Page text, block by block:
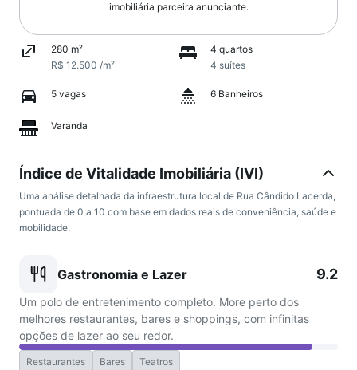
imobiliária parceira anunciante.
280 m²
R$ 12.500 /m²
4 quartos
4 suítes
5 vagas 6 Banheiros
Varanda
Índice de Vitalidade Imobiliária (IVI)
Uma análise detalhada da infraestrutura local de Rua Cândido Lacerda,
pontuada de 0 a 10 com base em dados reais de conveniência, saúde e
mobilidade.
Gastronomia e Lazer 9.2
Um polo de entretenimento completo. More perto dos
melhores restaurantes, bares e shoppings, com infinitas
opções de lazer ao seu redor.
Restaurantes Bares Teatros